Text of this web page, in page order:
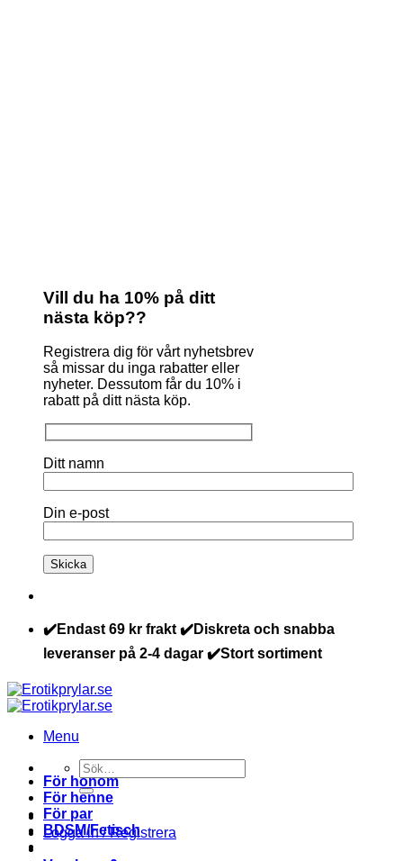
Vill du ha 10% på ditt
nästa köp??
Registrera dig för vårt nyhetsbrev
så missar du inga rabatter eller
nyheter. Dessutom får du 10% i
rabatt på ditt nästa köp.
Ditt namn
Din e-post
✔️Endast 69 kr frakt ✔️Diskreta och snabba
leveranser på 2-4 dagar ✔️Stort sortiment
Menu
Sök
efter:
Logga in / Registrera
För honom
För henne
För par
BDSM/Fetisch